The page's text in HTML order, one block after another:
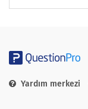
Yardım merkezi